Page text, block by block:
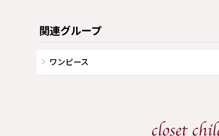
関連グループ
ワンピース